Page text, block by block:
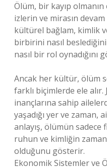
Ölüm, bir kayıp olmanın
izlerin ve mirasın
kültürel bağlam, kimlik
birbirini nasıl
nasıl bir rol oynadığını
Ancak her kültür, ölüm
farklı biçimlerde ele
inançlarına sahip
yaşadığı yer ve
anlayış, ölümün sadece
ruhun ve kimliğin
olduğunu gösterir.
Ekonomik Sistemler ve